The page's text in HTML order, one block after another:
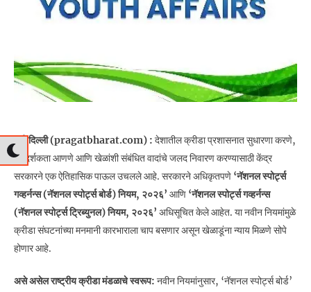
नवी दिल्ली (pragatbharat.com) : देशातील क्रीडा प्रशासनात सुधारणा करणे,
पारदर्शकता आणणे आणि खेळांशी संबंधित वादांचे जलद निवारण करण्यासाठी केंद्र
सरकारने एक ऐतिहासिक पाऊल उचलले आहे. सरकारने अधिकृतपणे ‘नॅशनल स्पोर्ट्स
गव्हर्नन्स (नॅशनल स्पोर्ट्स बोर्ड) नियम, २०२६’ आणि ‘नॅशनल स्पोर्ट्स गव्हर्नन्स
(नॅशनल स्पोर्ट्स ट्रिब्युनल) नियम, २०२६’ अधिसूचित केले आहेत. या नवीन नियमांमुळे
क्रीडा संघटनांच्या मनमानी कारभाराला चाप बसणार असून खेळाडूंना न्याय मिळणे सोपे
होणार आहे.
असे असेल राष्ट्रीय क्रीडा मंडळाचे स्वरूप: नवीन नियमांनुसार, ‘नॅशनल स्पोर्ट्स बोर्ड’